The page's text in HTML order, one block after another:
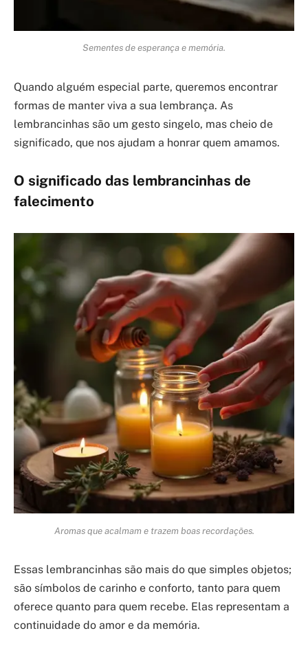
Sementes de esperança e memória.
Quando alguém especial parte, queremos encontrar
formas de manter viva a sua lembrança. As
lembrancinhas são um gesto singelo, mas cheio de
significado, que nos ajudam a honrar quem amamos.
O significado das lembrancinhas de
falecimento
Aromas que acalmam e trazem boas recordações.
Essas lembrancinhas são mais do que simples objetos;
são símbolos de carinho e conforto, tanto para quem
oferece quanto para quem recebe. Elas representam a
continuidade do amor e da memória.